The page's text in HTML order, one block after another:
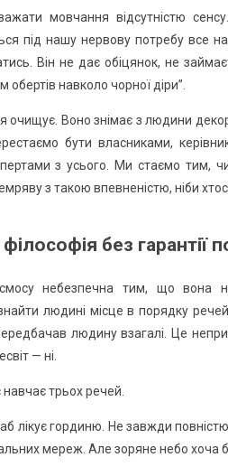
мовчання відсутністю
під нашу нервову потребу все
Він не дає обіцянок, не
обертів навколо чорної діри”.
очищує. Воно знімає з людини
бути власниками,
з усього. Ми стаємо тим,
з такою впевненістю, ніби
без гарантії
небезпечна тим, що вона
людині місце в порядку
людину взагалі. Це
— ні.
навчає трьох речей.
лікує гординю. Не завжди
мереж. Але зоряне небо хоча